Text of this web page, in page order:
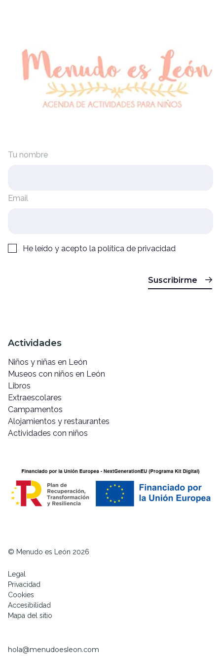
Tu nombre
Email
He leído y acepto la política de privacidad
Suscribirme
Actividades
Niños y niñas en León
Museos con niños en León
Libros
Extraescolares
Campamentos
Alojamientos y restaurantes
Actividades con niños
© Menudo es León 2026
Legal
Privacidad
Cookies
Accesibilidad
Mapa del sitio
hola@menudoesleon.com